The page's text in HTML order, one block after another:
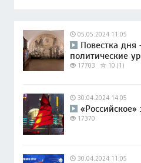
05.05.2024 11:05
Повестка дня
политические
17703 10 (1)
30.04.2024 14:05
«Российское»
17370
30.04.2024 11:05